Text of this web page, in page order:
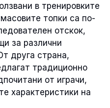
в тренировките
топки са по-
отскок,
за различни
друга страна,
традиционно
от играчи,
характеристики на